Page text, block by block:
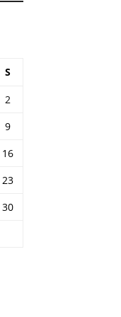
S
2
9
16
23
30